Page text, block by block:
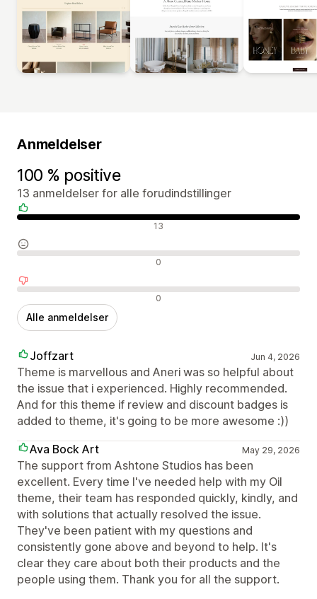
Anmeldelser
100 % positive
13 anmeldelser for alle forudindstillinger
Positive anmeldelser 13
Neutrale anmeldelser 0
Negative anmeldelser 0
Alle anmeldelser
Joffzart Jun 4, 2026
Theme is marvellous and Aneri was so helpful about
the issue that i experienced. Highly recommended.
And for this theme if review and discount badges is
added to theme, it's going to be more awesome :))
Ava Bock Art
May 29, 2026
The support from Ashtone Studios has been
excellent. Every time I've needed help with my Oil
theme, their team has responded quickly, kindly, and
with solutions that actually resolved the issue.
They've been patient with my questions and
consistently gone above and beyond to help. It's
clear they care about both their products and the
people using them. Thank you for all the support.